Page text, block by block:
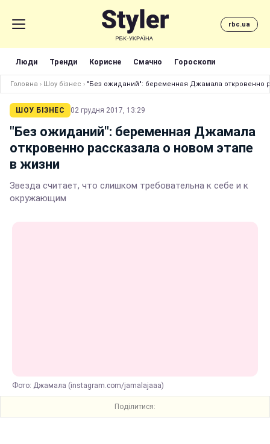
rbc.ua
Люди Тренди Корисне Смачно Гороскопи
Головна › Шоу бізнес › "Без ожиданий": беременная Джамала откровенно
ШОУ БІЗНЕС 02 грудня 2017, 13:29
"Без ожиданий": беременная Джамала
откровенно рассказала о новом этапе
в жизни
Звезда считает, что слишком требовательна к себе и к
окружающим
Фото: Джамала (instagram.com/jamalajaaa)
Поділитися: